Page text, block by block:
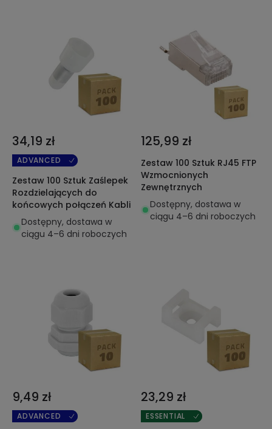
34,19 zł
ADVANCED
Zestaw 100 Sztuk Zaślepek
Rozdzielających do
końcowych połączeń Kabli
Dostępny, dostawa w
ciągu 4–6 dni roboczych
125,99 zł
Zestaw 100 Sztuk RJ45 FTP
Wzmocnionych
Zewnętrznych
Dostępny, dostawa w
ciągu 4–6 dni roboczych
9,49 zł
ADVANCED
23,29 zł
ESSENTIAL